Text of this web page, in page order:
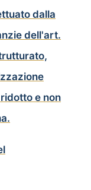
dalla
dell'art.
e non